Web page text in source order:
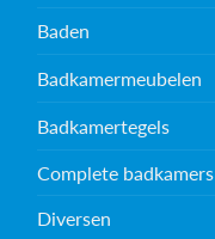
Baden
Badkamermeubelen
Badkamertegels
Complete badkamers
Diversen